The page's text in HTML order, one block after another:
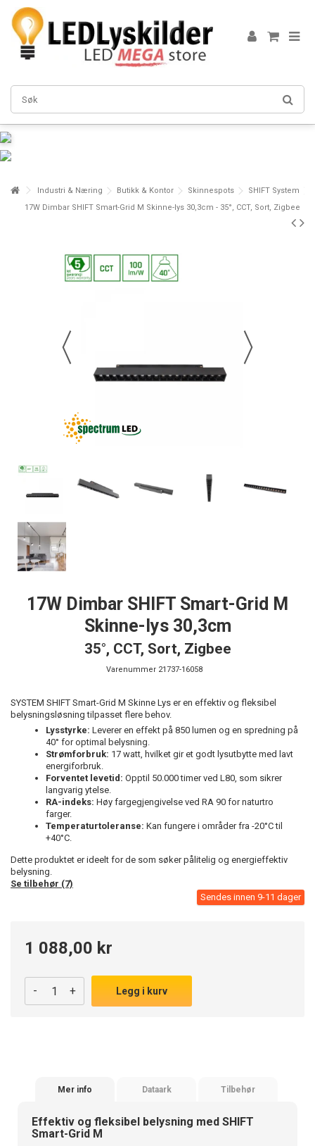
Industri & Næring Butikk & Kontor Skinnespots
SHIFT System
17W Dimbar SHIFT Smart-Grid M Skinne-lys 30,3cm - 35°, CCT, Sort, Zigbee
17W Dimbar SHIFT Smart-Grid M
Skinne-lys 30,3cm
35°, CCT, Sort, Zigbee
Varenummer 21737-16058
SYSTEM SHIFT Smart-Grid M Skinne Lys er en effektiv og fleksibel
belysningsløsning tilpasset flere behov.
Lysstyrke: Leverer en effekt på 850 lumen og en spredning på
40° for optimal belysning.
Strømforbruk: 17 watt, hvilket gir et godt lysutbytte med lavt
energiforbruk.
Forventet levetid: Opptil 50.000 timer ved L80, som sikrer
langvarig ytelse.
RA-indeks: Høy fargegjengivelse ved RA 90 for naturtro
farger.
Temperaturtoleranse: Kan fungere i områder fra -20°C til
+40°C.
Dette produktet er ideelt for de som søker pålitelig og energieffektiv
belysning.
Se tilbehør (7)
Sendes innen 9-11 dager
1 088,00 kr
- + Legg i kurv
Mer info Dataark Tilbehør
Effektiv og fleksibel belysning med SHIFT
Smart-Grid M